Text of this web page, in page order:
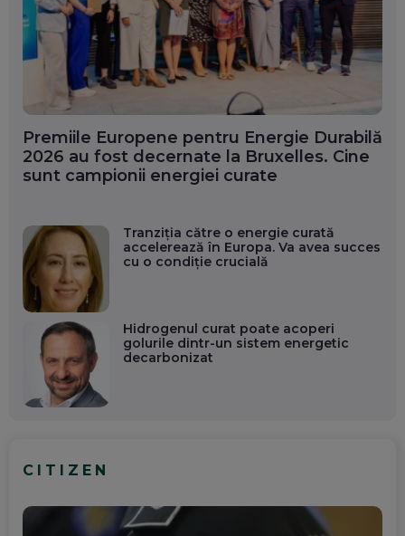
Premiile Europene pentru Energie Durabilă
2026 au fost decernate la Bruxelles. Cine
sunt campionii energiei curate
Tranziția către o energie curată
accelerează în Europa. Va avea succes
cu o condiție crucială
Hidrogenul curat poate acoperi
golurile dintr-un sistem energetic
decarbonizat
CITIZEN